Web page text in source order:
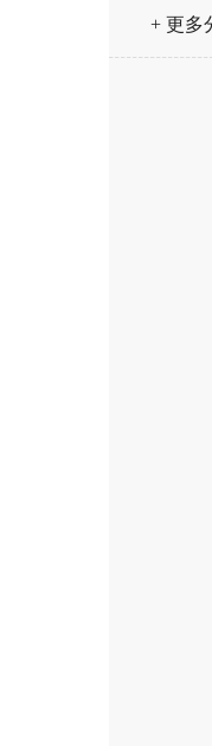
+ 更多